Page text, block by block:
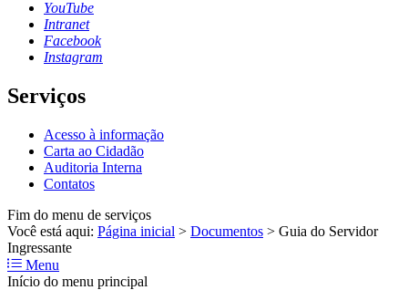
YouTube
Intranet
Facebook
Instagram
Serviços
Acesso à informação
Carta ao Cidadão
Auditoria Interna
Contatos
Fim do menu de serviços
Você está aqui: Página inicial > Documentos > Guia do Servidor
Ingressante
Menu
Início do menu principal